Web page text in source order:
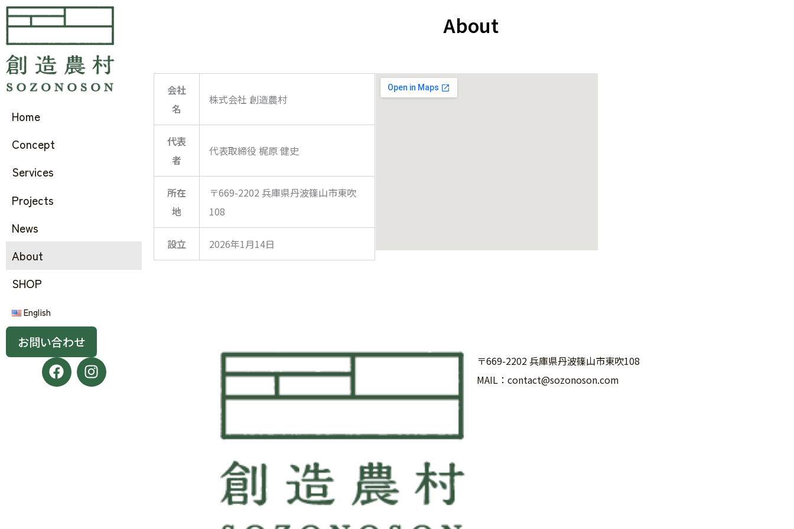
Home
Concept
Services
Projects
News
About
SHOP
English
お問い合わせ
F
a
c
I
n
s
About
会社
名
株式会社 創造農村
代表
者
代表取締役 梶原 健史
所在
地
〒669-2202 兵庫県丹波篠山市東吹
108
設立 2026年1月14日
〒669-2202 兵庫県丹波篠山市東吹108
MAIL：contact@sozonoson.com